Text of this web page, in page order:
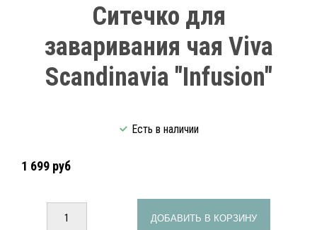
Ситечко для
заваривания чая Viva
Scandinavia "Infusion"
Есть в наличии
1 699 руб
ДОБАВИТЬ В КОРЗИНУ